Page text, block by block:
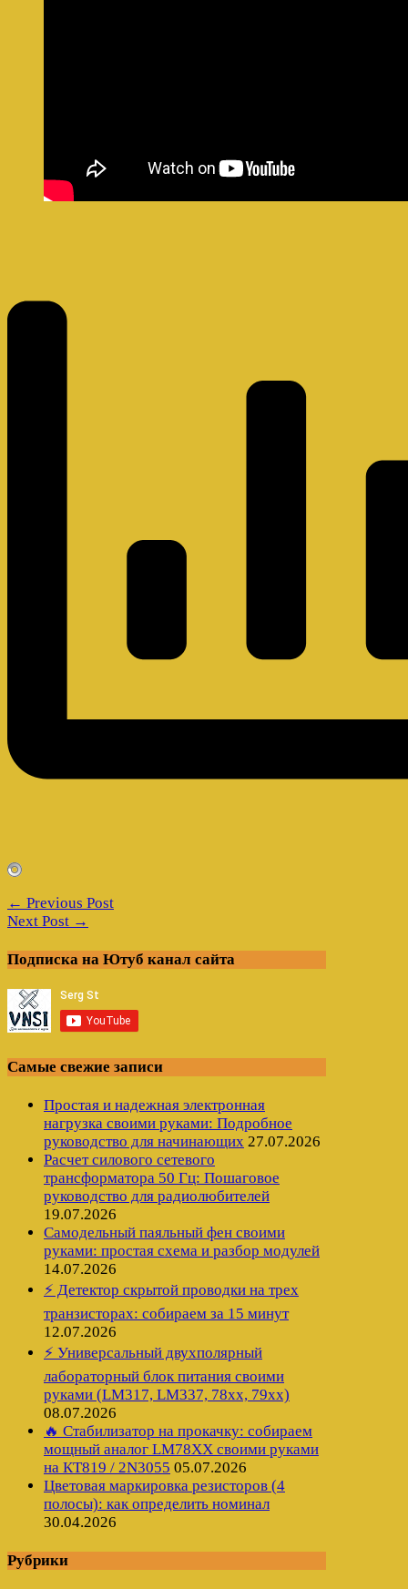
← Previous Post
Next Post →
Подписка на Ютуб канал сайта
Самые свежие записи
Простая и надежная электронная
нагрузка своими руками: Подробное
руководство для начинающих 27.07.2026
Расчет силового сетевого
трансформатора 50 Гц: Пошаговое
руководство для радиолюбителей
19.07.2026
Самодельный паяльный фен своими
руками: простая схема и разбор модулей
14.07.2026
⚡ Детектор скрытой проводки на трех
транзисторах: собираем за 15 минут
12.07.2026
⚡ Универсальный двухполярный
лабораторный блок питания своими
руками (LM317, LM337, 78xx, 79xx)
08.07.2026
🔥 Стабилизатор на прокачку: собираем
мощный аналог LM78XX своими руками
на КТ819 / 2N3055 05.07.2026
Цветовая маркировка резисторов (4
полосы): как определить номинал
30.04.2026
Рубрики